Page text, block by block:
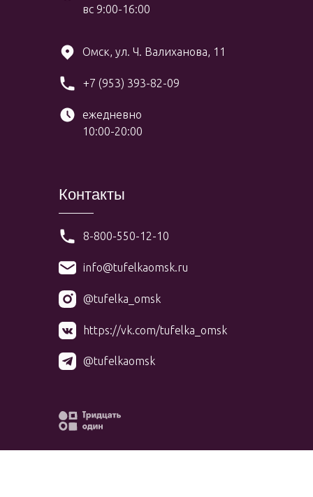
вс 9:00-16:00
+7 (953) 393-82-09
ежедневно
10:00-20:00
Омск, ул. Ч. Валиханова, 11
Контакты
@tufelka_omsk
https://vk.com/tufelka_omsk
@tufelkaomsk
8-800-550-12-10
info@tufelkaomsk.ru